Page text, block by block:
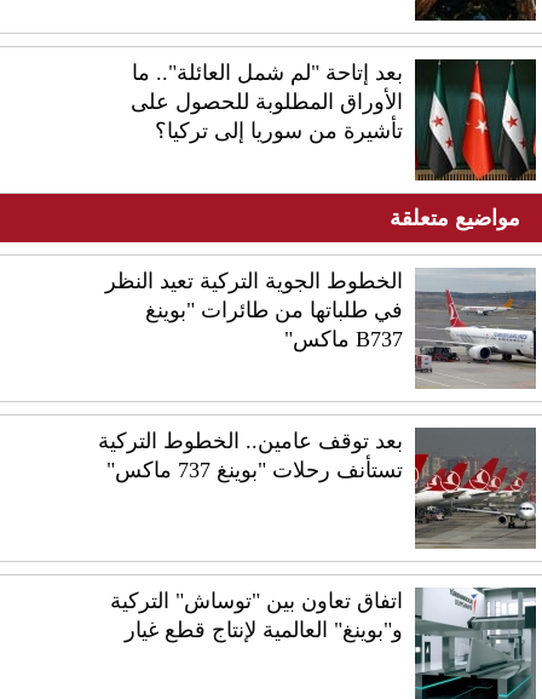
بعد إتاحة "لم شمل العائلة".. ما
الأوراق المطلوبة للحصول على
تأشيرة من سوريا إلى تركيا؟
مواضيع متعلقة
الخطوط الجوية التركية تعيد النظر
في طلباتها من طائرات "بوينغ
B737 ماكس"
بعد توقف عامين.. الخطوط التركية
تستأنف رحلات "بوينغ 737 ماكس"
اتفاق تعاون بين "توساش" التركية
و"بوينغ" العالمية لإنتاج قطع غيار